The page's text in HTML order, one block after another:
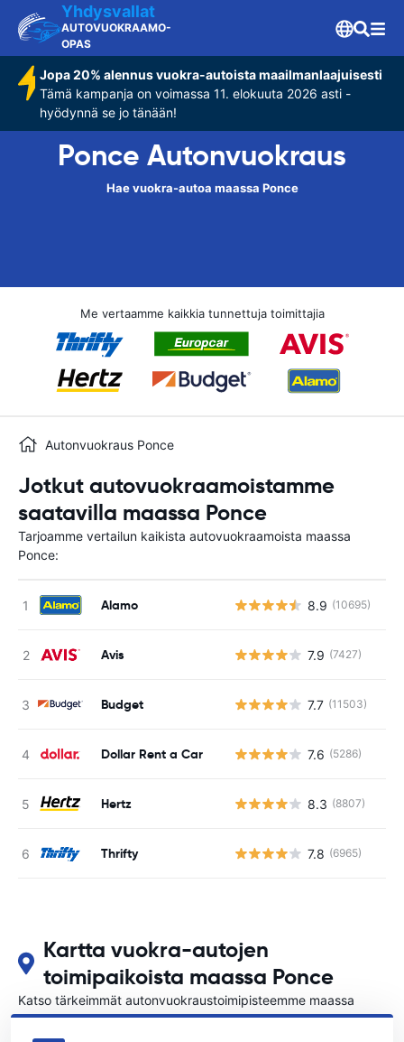
Yhdysvallat
AUTOVUOKRAAMO-
OPAS
Jopa 20% alennus vuokra-autoista maailmanlaajuisesti
Tämä kampanja on voimassa 11. elokuuta 2026 asti -
hyödynnä se jo tänään!
Ponce Autonvuokraus
Hae vuokra-autoa maassa Ponce
Me vertaamme kaikkia tunnettuja toimittajia
Autonvuokraus Ponce
Jotkut autovuokraamoistamme
saatavilla maassa Ponce
Tarjoamme vertailun kaikista autovuokraamoista maassa
Ponce:
Alamo 8.9 (10695)
Avis 7.9 (7427)
Budget 7.7 (11503)
Dollar Rent a Car 7.6 (5286)
Hertz 8.3 (8807)
Thrifty 7.8 (6965)
Kartta vuokra-autojen
toimipaikoista maassa Ponce
Katso tärkeimmät autonvuokraustoimipisteemme maassa
Ponce